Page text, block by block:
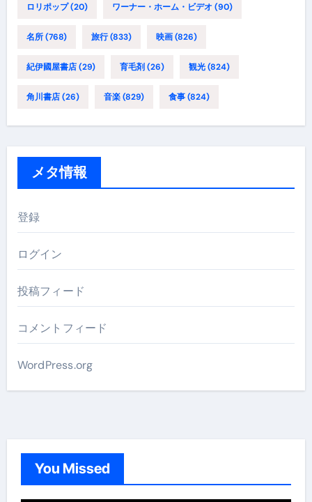
ロリポップ(20) ワーナー・ホーム・ビデオ (90)
名所(768) 旅行(833) 映画(826)
紀伊國屋書店(29) 育毛剤(26) 観光(824)
角川書店(26) 音楽(829) 食事(824)
メタ情報
登録
ログイン
投稿フィード
コメントフィード
WordPress.org
You Missed